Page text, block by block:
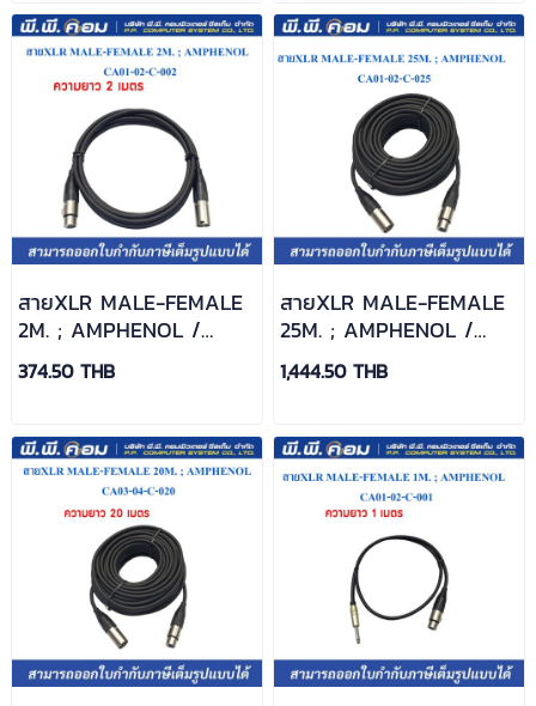
สายXLR MALE-FEMALE
2M. ; AMPHENOL /
CA01-02-C-002
374.50 THB
สายXLR MALE-FEMALE
25M. ; AMPHENOL /
CA01-02-C-025
1,444.50 THB